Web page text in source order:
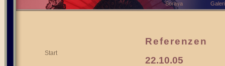
Start
Referenzen
22.10.05
Soraya